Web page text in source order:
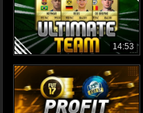
14:53